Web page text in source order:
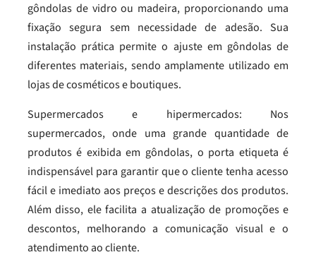
gôndolas de vidro ou madeira, proporcionando uma
fixação segura sem necessidade de adesão. Sua
instalação prática permite o ajuste em gôndolas de
diferentes materiais, sendo amplamente utilizado em
lojas de cosméticos e boutiques.
Supermercados e hipermercados: Nos
supermercados, onde uma grande quantidade de
produtos é exibida em gôndolas, o porta etiqueta é
indispensável para garantir que o cliente tenha acesso
fácil e imediato aos preços e descrições dos produtos.
Além disso, ele facilita a atualização de promoções e
descontos, melhorando a comunicação visual e o
atendimento ao cliente.